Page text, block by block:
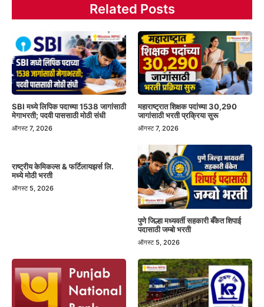
Related Posts
SBI मध्ये लिपिक पदाच्या 1538 जागांसाठी
मेगाभरती; पदवी पाससाठी मोठी संधी
ऑगस्ट 7, 2026
महाराष्ट्रात शिक्षक पदांच्या 30,290
जागांसाठी भरती प्रक्रिया सुरू
ऑगस्ट 7, 2026
राष्ट्रीय केमिकल्स & फर्टिलायझर्स लि.
मध्ये मोठी भरती
ऑगस्ट 5, 2026
पुणे जिल्हा मध्यवर्ती सहकारी बँकेत शिपाई
पदासाठी जम्बो भरती
ऑगस्ट 5, 2026